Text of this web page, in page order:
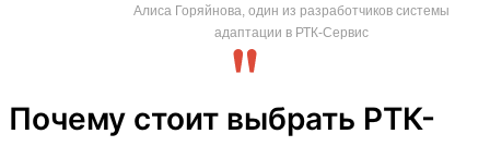
Алиса Горяйнова, один из разработчиков системы
адаптации в РТК-Сервис
Почему стоит выбрать РТК-